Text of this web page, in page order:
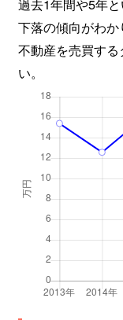
過去1年間や5年
下落の傾向がわか
不動産を売買す
い。